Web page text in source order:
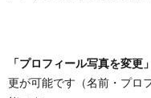
「プロフィール写真を変更」
更が可能です（名前・プロ